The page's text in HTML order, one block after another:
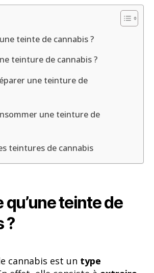
teinte de cannabis ?
teinture de cannabis ?
une teinture de
une teinture de
teintures de cannabis
qu’une teinte de
?
cannabis est un type